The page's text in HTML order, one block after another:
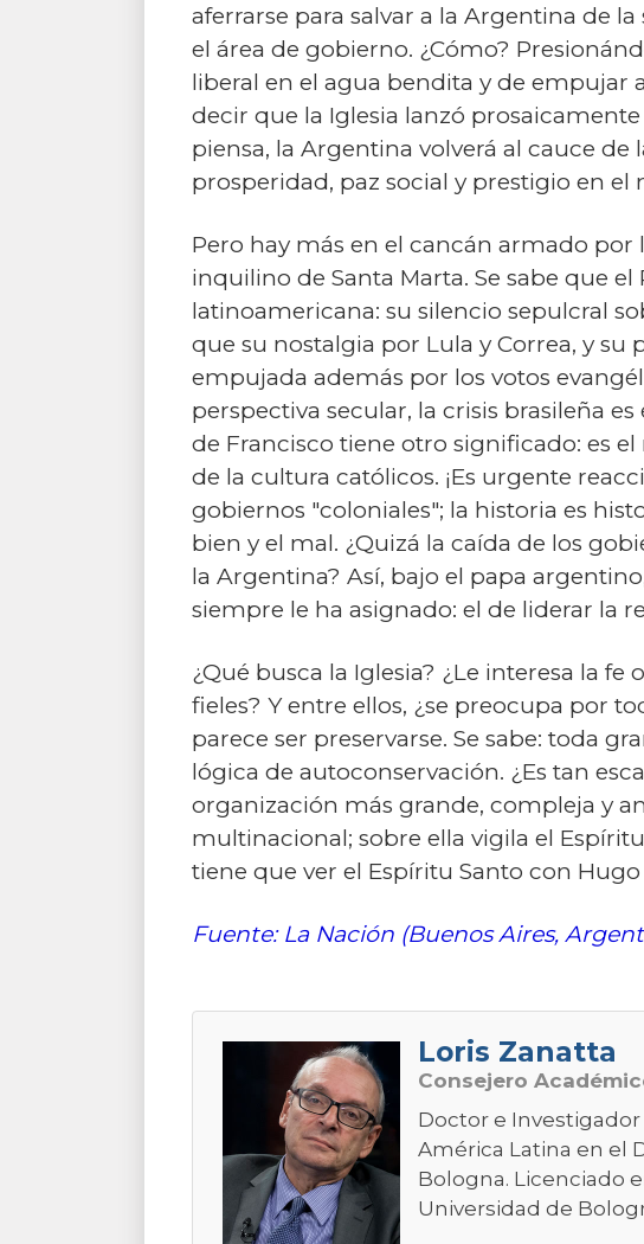
aferrarse para salvar a la Argentina de
el área de gobierno. ¿Cómo?
liberal en el agua bendita y de empujar
decir que la Iglesia lanzó
piensa, la Argentina volverá al cauce
prosperidad, paz social y prestigio en el
Pero hay más en el cancán armado por
inquilino de Santa Marta. Se sabe que
latinoamericana: su silencio sepulcral
que su nostalgia por Lula y Correa, y su
empujada además por los votos
perspectiva secular, la crisis brasileña
de Francisco tiene otro significado: es
de la cultura católicos. ¡Es urgente
gobiernos "coloniales"; la historia es
bien y el mal. ¿Quizá la caída de los
la Argentina? Así, bajo el papa
siempre le ha asignado: el de liderar la
¿Qué busca la Iglesia? ¿Le interesa la
fieles? Y entre ellos, ¿se preocupa por
parece ser preservarse. Se sabe: toda
lógica de autoconservación. ¿Es tan
organización más grande, compleja y
multinacional; sobre ella vigila el
tiene que ver el Espíritu Santo con Hugo
Fuente: La Nación (Buenos Aires,
Loris Zanatta
Consejero
Doctor e
América Latina en el
Bologna. Licenciado
Universidad de